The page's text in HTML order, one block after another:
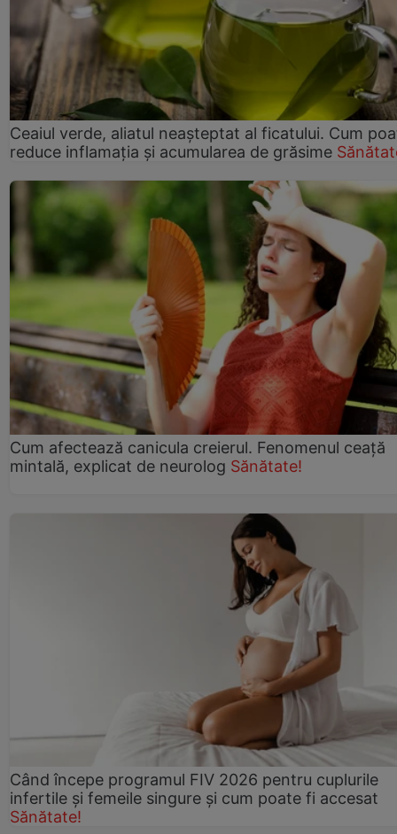
Ceaiul verde, aliatul neașteptat al ficatului. Cum
reduce inflamația și acumularea de grăsime
Cum afectează canicula creierul. Fenomenul ceață
mintală, explicat de neurolog Sănătate!
Când începe programul FIV 2026 pentru cuplurile
infertile şi femeile singure şi cum poate fi accesat
Sănătate!